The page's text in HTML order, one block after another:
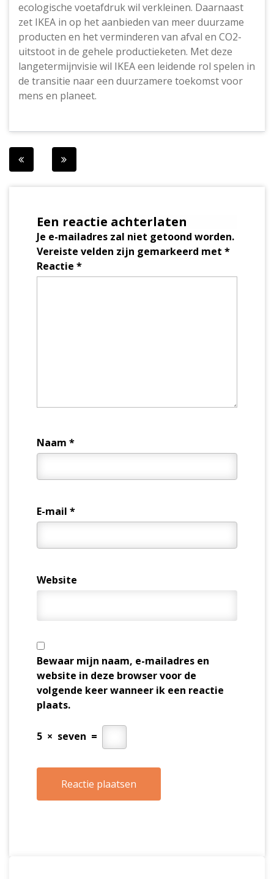
ecologische voetafdruk wil verkleinen. Daarnaast
zet IKEA in op het aanbieden van meer duurzame
producten en het verminderen van afval en CO2-
uitstoot in de gehele productieketen. Met deze
langetermijnvisie wil IKEA een leidende rol spelen in
de transitie naar een duurzamere toekomst voor
mens en planeet.
Berichtnavigatie
Een reactie achterlaten
Je e-mailadres zal niet getoond worden.
Vereiste velden zijn gemarkeerd met *
Reactie *
Naam *
E-mail *
Website
Bewaar mijn naam, e-mailadres en
website in deze browser voor de
volgende keer wanneer ik een reactie
plaats.
5 × seven =